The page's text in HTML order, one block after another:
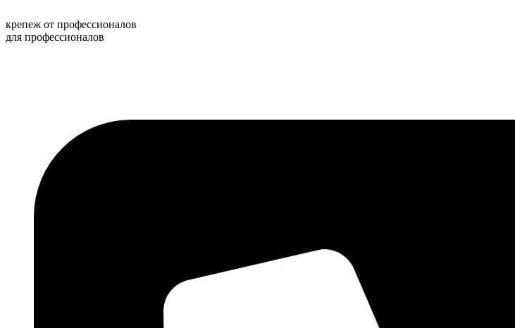
к
содержимому
крепеж от профессионалов
для профессионалов